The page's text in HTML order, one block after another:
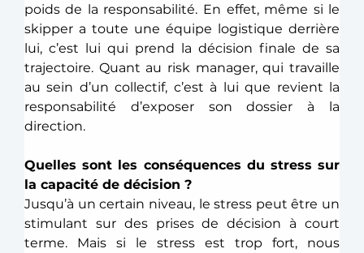
poids de la responsabilité. En effet, même si le
skipper a toute une équipe logistique derrière
lui, c’est lui qui prend la décision finale de sa
trajectoire. Quant au risk manager, qui travaille
au sein d’un collectif, c’est à lui que revient la
responsabilité d’exposer son dossier à la
direction.
Quelles sont les conséquences du stress sur
la capacité de décision ?
Jusqu’à un certain niveau, le stress peut être un
stimulant sur des prises de décision à court
terme. Mais si le stress est trop fort, nous